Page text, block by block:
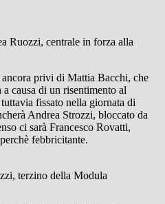
Ruozzi, centrale in forza alla
privi di Mattia Bacchi, che
causa di un risentimento al
fissato nella giornata di
Andrea Strozzi, bloccato da
ci sarà Francesco Rovatti,
febbricitante.
terzino della Modula